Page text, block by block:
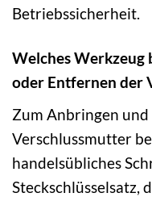
Betriebssicherheit.
Welches Werkzeug
oder Entfernen der
Zum Anbringen
Verschlussmutter
handelsübliches
Steckschlüsselsatz,